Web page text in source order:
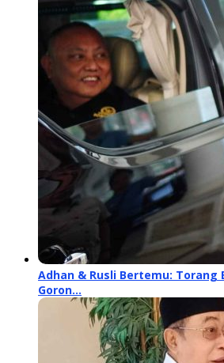
Adhan & Rusli Bertemu: Torang
Goron…